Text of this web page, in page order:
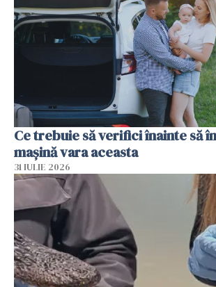
Ce trebuie să verifici înainte să
mașină vara aceasta
31 IULIE 2026